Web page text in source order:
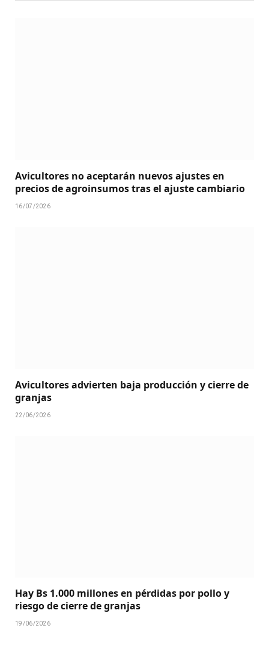
Avicultores no aceptarán nuevos ajustes en
precios de agroinsumos tras el ajuste cambiario
16/07/2026
Avicultores advierten baja producción y cierre de
granjas
22/06/2026
Hay Bs 1.000 millones en pérdidas por pollo y
riesgo de cierre de granjas
19/06/2026